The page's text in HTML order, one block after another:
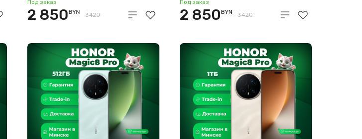
международная версия
(небесная лазурь)
Под заказ
2 850BYN 3420
международная версия
(черный бархат)
Под заказ
2 850BYN 3420